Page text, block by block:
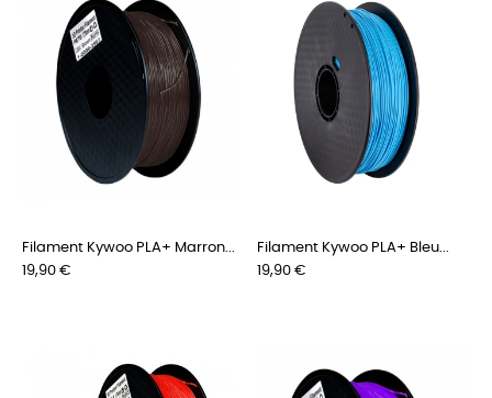
Filament Kywoo PLA+ Marron...
Prix
19,90 €
Filament Kywoo PLA+ Bleu...
Prix
19,90 €